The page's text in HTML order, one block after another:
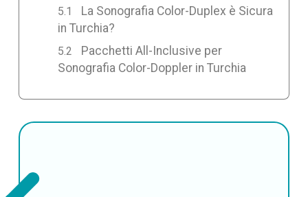
La Sonografia Color-Duplex è Sicura
in Turchia?
Pacchetti All-Inclusive per
Sonografia Color-Doppler in Turchia